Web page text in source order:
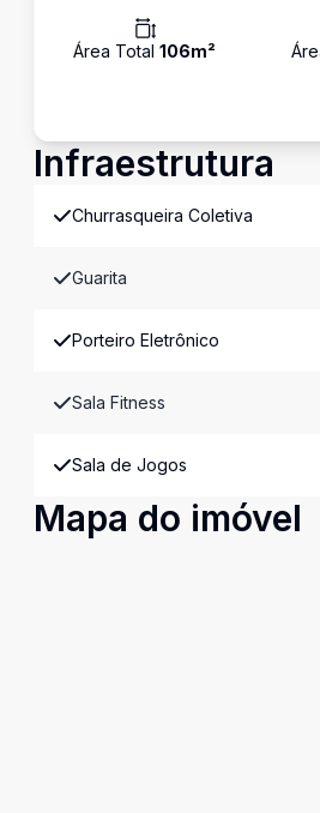
Área Total 106m²
Infraestrutura
Churrasqueira Coletiva
Guarita
Porteiro Eletrônico
Sala Fitness
Sala de Jogos
Mapa do imóvel